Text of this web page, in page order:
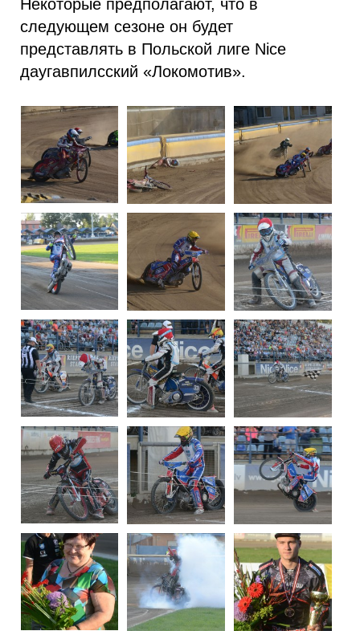
Некоторые предполагают, что в
следующем сезоне он будет
представлять в Польской лиге Nice
даугавпилсский «Локомотив».